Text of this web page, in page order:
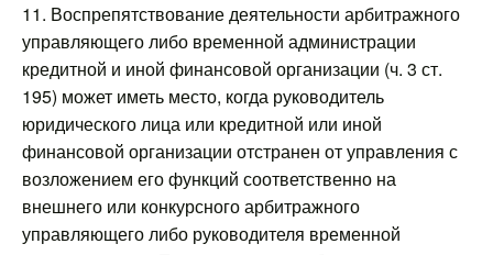
11. Воспрепятствование деятельности арбитражного
управляющего либо временной администрации
кредитной и иной финансовой организации (ч. 3 ст.
195) может иметь место, когда руководитель
юридического лица или кредитной или иной
финансовой организации отстранен от управления с
возложением его функций соответственно на
внешнего или конкурсного арбитражного
управляющего либо руководителя временной